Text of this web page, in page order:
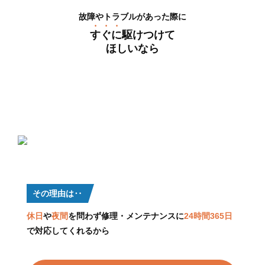
故障やトラブルがあった際に
すぐに駆けつけて
ほしいなら
その理由は‥
休日や夜間を問わず修理・メンテナンスに24時間365日
で対応してくれるから